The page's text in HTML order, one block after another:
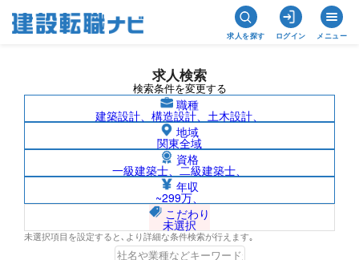
求人を探す ログイン メニュー
求人検索
検索条件を変更する
職種
建築設計、構造設計、土木設計、
地域
関東全域
資格
一級建築士、二級建築士、
年収
~299万、
こだわり
未選択
未選択項目を設定すると､より詳細な条件検索が行えます｡
労働衛生コンサルタント/鹿児島県の求人
検索結果一覧